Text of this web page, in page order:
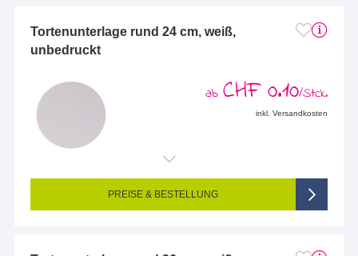
Tortenunterlage rund 24 cm, weiß,
unbedruckt
ab CHF 0.10/Stck.
inkl. Versandkosten
PREISE & BESTELLUNG